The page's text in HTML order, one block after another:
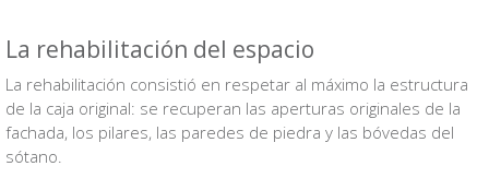
La rehabilitación del espacio
La rehabilitación consistió en respetar al máximo la estructura
de la caja original: se recuperan las aperturas originales de la
fachada, los pilares, las paredes de piedra y las bóvedas del
sótano.